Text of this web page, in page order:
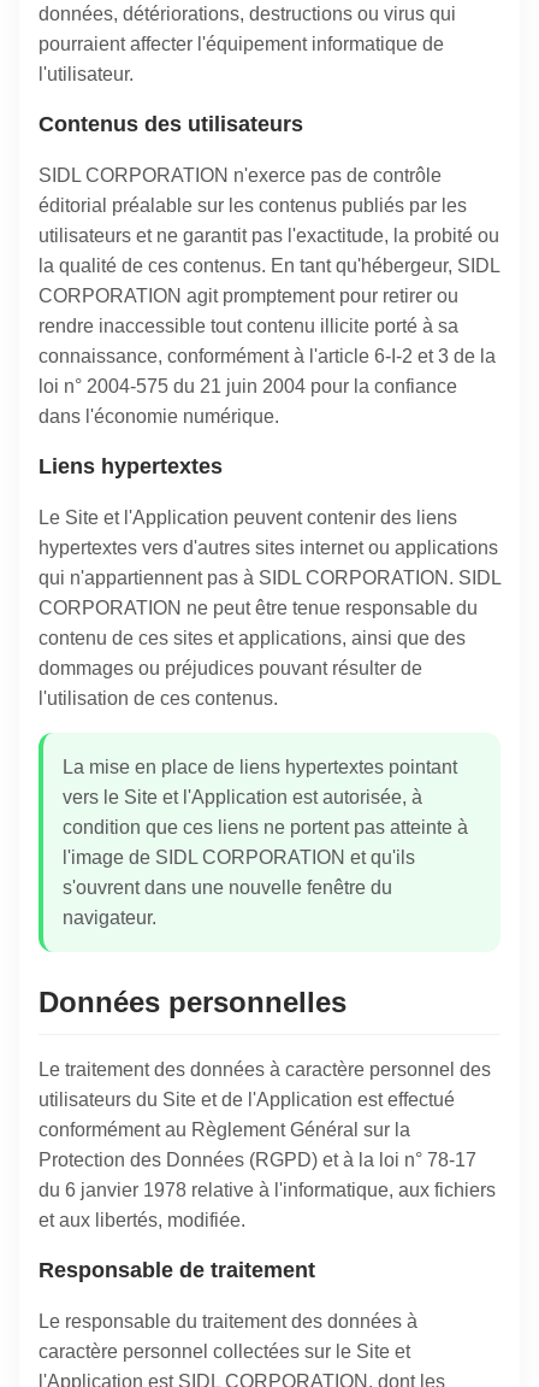
données, détériorations, destructions ou virus qui
pourraient affecter l'équipement informatique de
l'utilisateur.
Contenus des utilisateurs
SIDL CORPORATION n'exerce pas de contrôle
éditorial préalable sur les contenus publiés par les
utilisateurs et ne garantit pas l'exactitude, la probité ou
la qualité de ces contenus. En tant qu'hébergeur, SIDL
CORPORATION agit promptement pour retirer ou
rendre inaccessible tout contenu illicite porté à sa
connaissance, conformément à l'article 6-I-2 et 3 de la
loi n° 2004-575 du 21 juin 2004 pour la confiance
dans l'économie numérique.
Liens hypertextes
Le Site et l'Application peuvent contenir des liens
hypertextes vers d'autres sites internet ou applications
qui n'appartiennent pas à SIDL CORPORATION. SIDL
CORPORATION ne peut être tenue responsable du
contenu de ces sites et applications, ainsi que des
dommages ou préjudices pouvant résulter de
l'utilisation de ces contenus.
La mise en place de liens hypertextes pointant
vers le Site et l'Application est autorisée, à
condition que ces liens ne portent pas atteinte à
l'image de SIDL CORPORATION et qu'ils
s'ouvrent dans une nouvelle fenêtre du
navigateur.
Données personnelles
Le traitement des données à caractère personnel des
utilisateurs du Site et de l'Application est effectué
conformément au Règlement Général sur la
Protection des Données (RGPD) et à la loi n° 78-17
du 6 janvier 1978 relative à l'informatique, aux fichiers
et aux libertés, modifiée.
Responsable de traitement
Le responsable du traitement des données à
caractère personnel collectées sur le Site et
l'Application est SIDL CORPORATION, dont les